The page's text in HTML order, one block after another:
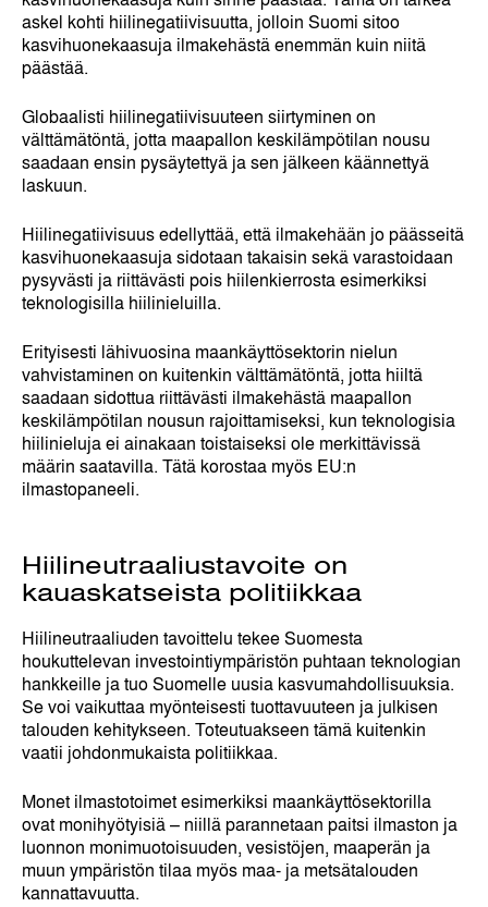
askel kohti hiilinegatiivisuutta, jolloin Suomi sitoo
kasvihuonekaasuja ilmakehästä enemmän kuin niitä
päästää.
Globaalisti hiilinegatiivisuuteen siirtyminen on
välttämätöntä, jotta maapallon keskilämpötilan nousu
saadaan ensin pysäytettyä ja sen jälkeen käännettyä
laskuun.
Hiilinegatiivisuus edellyttää, että ilmakehään jo päässeitä
kasvihuonekaasuja sidotaan takaisin sekä varastoidaan
pysyvästi ja riittävästi pois hiilenkierrosta esimerkiksi
teknologisilla hiilinieluilla.
Erityisesti lähivuosina maankäyttösektorin nielun
vahvistaminen on kuitenkin välttämätöntä, jotta hiiltä
saadaan sidottua riittävästi ilmakehästä maapallon
keskilämpötilan nousun rajoittamiseksi, kun teknologisia
hiilinieluja ei ainakaan toistaiseksi ole merkittävissä
määrin saatavilla. Tätä korostaa myös EU:n
ilmastopaneeli.
Hiilineutraaliustavoite on
kauaskatseista politiikkaa
Hiilineutraaliuden tavoittelu tekee Suomesta
houkuttelevan investointiympäristön puhtaan teknologian
hankkeille ja tuo Suomelle uusia kasvumahdollisuuksia.
Se voi vaikuttaa myönteisesti tuottavuuteen ja julkisen
talouden kehitykseen. Toteutuakseen tämä kuitenkin
vaatii johdonmukaista politiikkaa.
Monet ilmastotoimet esimerkiksi maankäyttösektorilla
ovat monihyötyisiä – niillä parannetaan paitsi ilmaston ja
luonnon monimuotoisuuden, vesistöjen, maaperän ja
muun ympäristön tilaa myös maa- ja metsätalouden
kannattavuutta.